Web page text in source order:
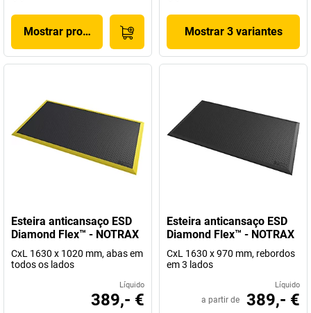
Mostrar produto Mostrar 3 variantes
Esteira anticansaço ESD
Diamond Flex™ - NOTRAX
CxL 1630 x 1020 mm, abas em
todos os lados
Líquido
389,- €
Esteira anticansaço ESD
Diamond Flex™ - NOTRAX
CxL 1630 x 970 mm, rebordos
em 3 lados
Líquido
a partir de 389,- €